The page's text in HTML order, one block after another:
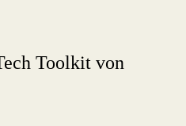
Toolkit von